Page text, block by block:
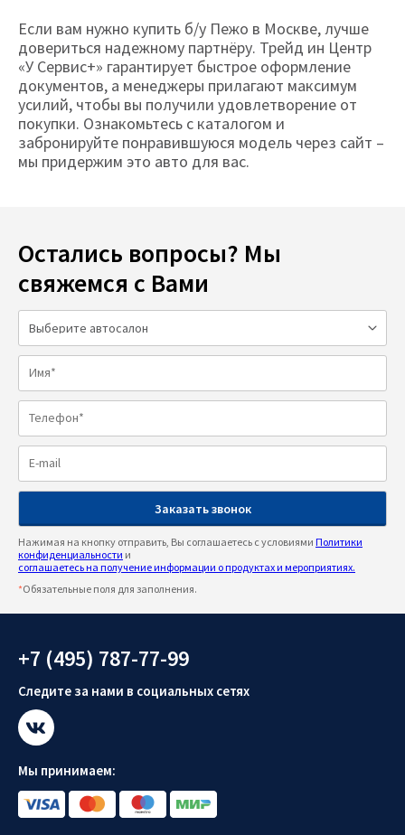
Если вам нужно купить б/у Пежо в Москве, лучше
довериться надежному партнёру. Трейд ин Центр
«У Сервис+» гарантирует быстрое оформление
документов, а менеджеры прилагают максимум
усилий, чтобы вы получили удовлетворение от
покупки. Ознакомьтесь с каталогом и
забронируйте понравившуюся модель через сайт –
мы придержим это авто для вас.
Остались вопросы? Мы
свяжемся с Вами
Нажимая на кнопку отправить, Вы соглашаетесь с условиями Политики
конфиденциальности и
соглашаетесь на получение информации о продуктах и мероприятиях.
*Обязательные поля для заполнения.
+7 (495) 787-77-99
Следите за нами в социальных сетях
Мы принимаем: